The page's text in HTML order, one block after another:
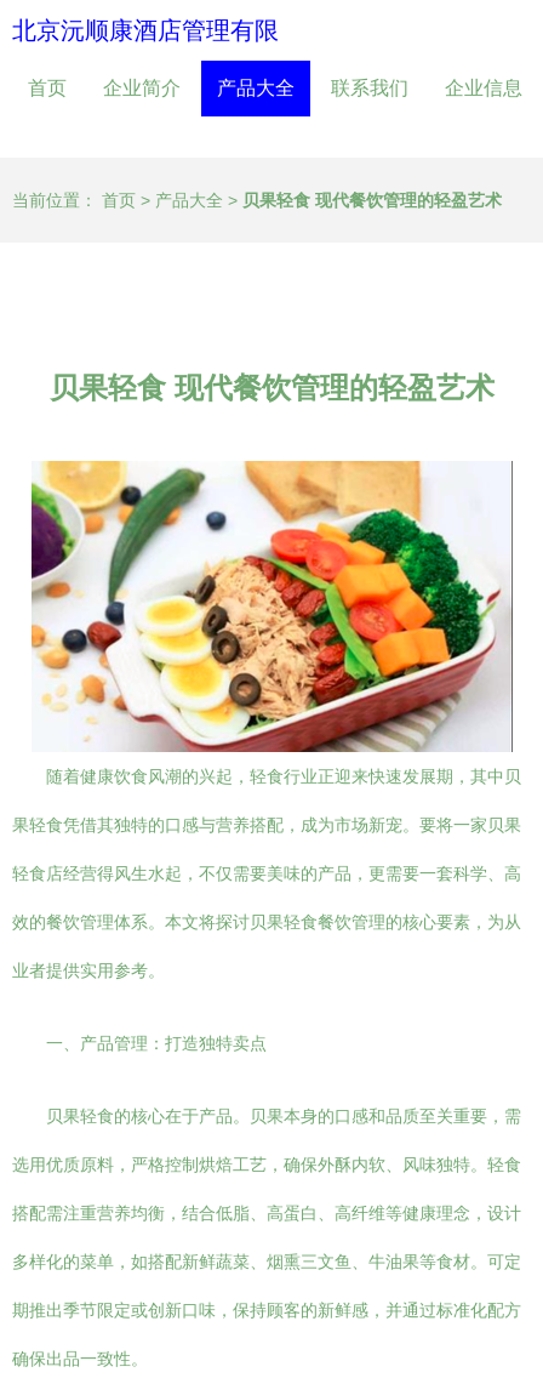
北京沅顺康酒店管理有限
首页 企业简介 产品大全 联系我们 企业信息
当前位置： 首页 > 产品大全 > 贝果轻食 现代餐饮管理的轻盈艺术
贝果轻食 现代餐饮管理的轻盈艺术
随着健康饮食风潮的兴起，轻食行业正迎来快速发展期，其中贝
果轻食凭借其独特的口感与营养搭配，成为市场新宠。要将一家贝果
轻食店经营得风生水起，不仅需要美味的产品，更需要一套科学、高
效的餐饮管理体系。本文将探讨贝果轻食餐饮管理的核心要素，为从
业者提供实用参考。
一、产品管理：打造独特卖点
贝果轻食的核心在于产品。贝果本身的口感和品质至关重要，需
选用优质原料，严格控制烘焙工艺，确保外酥内软、风味独特。轻食
搭配需注重营养均衡，结合低脂、高蛋白、高纤维等健康理念，设计
多样化的菜单，如搭配新鲜蔬菜、烟熏三文鱼、牛油果等食材。可定
期推出季节限定或创新口味，保持顾客的新鲜感，并通过标准化配方
确保出品一致性。